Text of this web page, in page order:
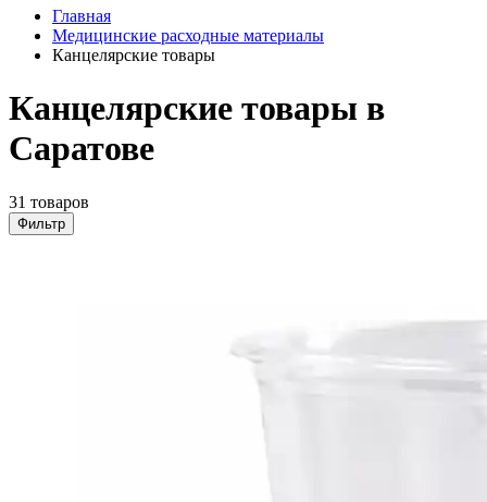
Главная
Медицинские расходные материалы
Канцелярские товары
Канцелярские товары в
Саратове
31 товаров
Фильтр